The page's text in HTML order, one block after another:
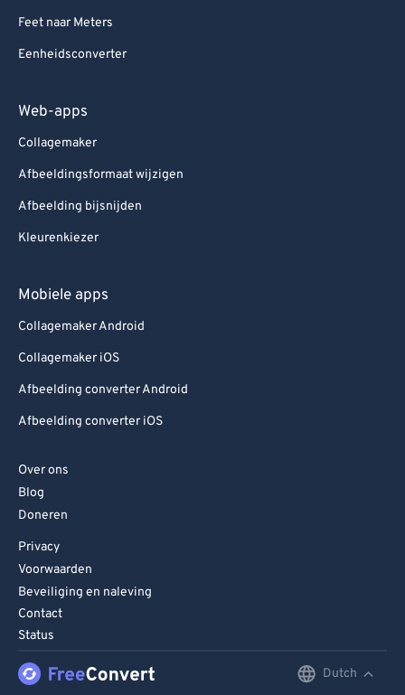
Feet naar Meters
Eenheidsconverter
Web-apps
Collagemaker
Afbeeldingsformaat wijzigen
Afbeelding bijsnijden
Kleurenkiezer
Mobiele apps
Collagemaker Android
Collagemaker iOS
Afbeelding converter Android
Afbeelding converter iOS
Over ons
Blog
Doneren
Privacy
Voorwaarden
Beveiliging en naleving
Contact
Status
Dutch